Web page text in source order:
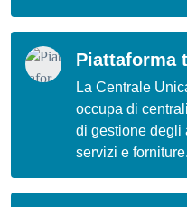
Piattaforma
La Centrale
occupa di
di gestione degli
servizi e forniture.